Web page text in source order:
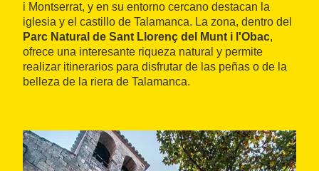
i Montserrat, y en su entorno cercano destacan la
iglesia y el castillo de Talamanca. La zona, dentro del
Parc Natural de Sant Llorenç del Munt i l'Obac,
ofrece una interesante riqueza natural y permite
realizar itinerarios para disfrutar de las peñas o de la
belleza de la riera de Talamanca.